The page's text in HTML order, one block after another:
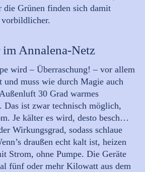
die Grünen finden sich damit
im Annalena-Netz
wird – Überraschung! – vor allem
und muss wie durch Magie auch
30 Grad warmes
Das ist zwar technisch möglich,
Je kälter es wird, desto besch…
Wirkungsgrad, sodass schlaue
draußen echt kalt ist, heizen
Strom, ohne Pumpe. Die Geräte
fünf oder mehr Kilowatt aus dem